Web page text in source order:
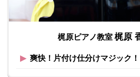
梶原ピアノ教室梶原
▶︎ 爽快！片付け仕分けマジック！